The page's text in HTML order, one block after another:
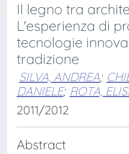
Il legno tra
L'esperienza di
tecnologie
tradizione
SILVA, ANDREA;
DANIELE; ROTA,
2011/2012
Abstract